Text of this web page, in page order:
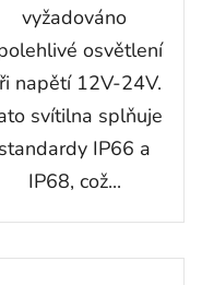
vyžadováno
osvětlení
napětí 12V-24V.
svítilna splňuje
standardy IP66 a
IP68, což...